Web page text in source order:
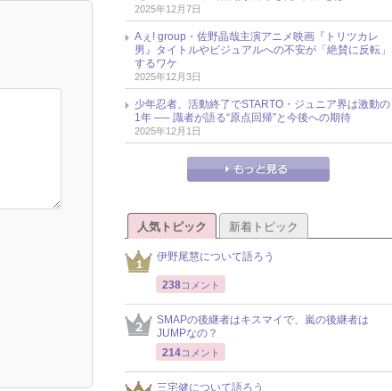
2025年12月7日
Aぇ! group・佐野晶哉主演アニメ映画『トリツカレ
男』タイトルやビジュアルへの不安が「絶賛に反転」
するワケ
2025年12月3日
少年忍者、活動終了でSTARTO・ジュニア界は激動の
1年 ── 識者が語る“原点回帰”と今後への期待
2025年12月1日
人気トピック 新着トピック
伊野尾慧について語ろう
238コメント
SMAPの後継者はキスマイで、嵐の後継者は
JUMPなの？
214コメント
三宅健について語ろう